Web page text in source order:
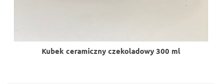
Kubek ceramiczny czekoladowy 300 ml